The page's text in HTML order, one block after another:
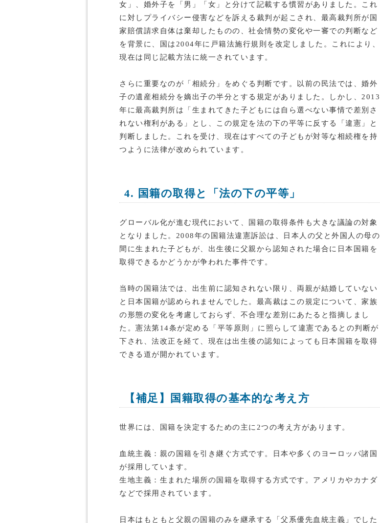
女」、婚外子を「男」「女」と分けて記載する慣習がありました。これ
に対しプライバシー侵害などを訴える裁判が起こされ、最高裁判所が国
家賠償請求自体は棄却したものの、社会情勢の変化や一審での判断など
を背景に、国は2004年に戸籍法施行規則を改定しました。これにより、
現在は同じ記載方法に統一されています。
さらに重要なのが「相続分」をめぐる判断です。以前の民法では、婚外
子の遺産相続分を嫡出子の半分とする規定がありました。しかし、2013
年に最高裁判所は「生まれてきた子どもには自ら選べない事情で差別さ
れない権利がある」とし、この規定を法の下の平等に反する「違憲」と
判断しました。これを受け、現在はすべての子どもが対等な相続権を持
つように法律が改められています。
4. 国籍の取得と「法の下の平等」
グローバル化が進む現代において、国籍の取得条件も大きな議論の対象
となりました。2008年の国籍法違憲訴訟は、日本人の父と外国人の母の
間に生まれた子どもが、出生後に父親から認知された場合に日本国籍を
取得できるかどうかが争われた事件です。
当時の国籍法では、出生前に認知されない限り、両親が結婚していない
と日本国籍が認められませんでした。最高裁はこの規定について、家族
の形態の変化を考慮しておらず、不合理な差別にあたると指摘しまし
た。憲法第14条が定める「平等原則」に照らして違憲であるとの判断が
下され、法改正を経て、現在は出生後の認知によっても日本国籍を取得
できる道が開かれています。
【補足】国籍取得の基本的な考え方
世界には、国籍を決定するための主に2つの考え方があります。
血統主義：親の国籍を引き継ぐ方式です。日本や多くのヨーロッパ諸国
が採用しています。
生地主義：生まれた場所の国籍を取得する方式です。アメリカやカナダ
などで採用されています。
日本はもともと父親の国籍のみを継承する「父系優先血統主義」でした